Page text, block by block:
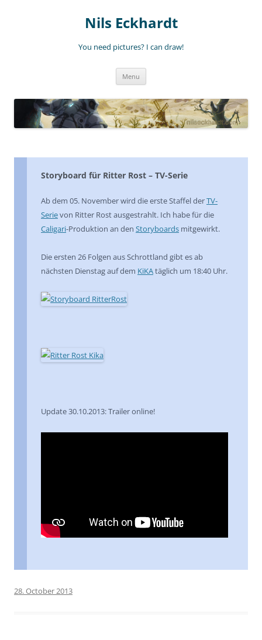
Nils Eckhardt
You need pictures? I can draw!
Menu
Storyboard für Ritter Rost – TV-Serie
Ab dem 05. November wird die erste Staffel derTV-
Serievon Ritter Rost ausgestrahlt. Ich habe für die
Caligari-Produktion an den Storyboards mitgewirkt.
Die ersten 26 Folgen aus Schrottland gibt es ab
nächsten Dienstag auf dem KiKAtäglich um 18:40 Uhr.
Update 30.10.2013: Trailer online!
28. October 2013